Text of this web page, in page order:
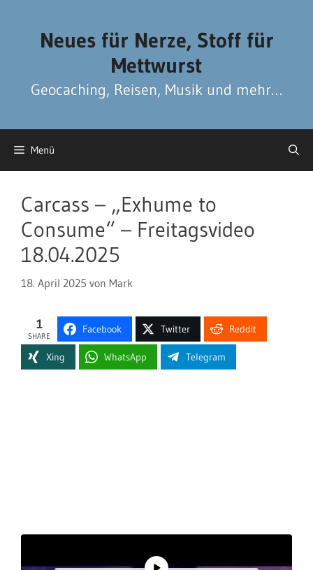
Neues für Nerze, Stoff für
Mettwurst
Geocaching, Reisen, Musik und mehr…
Menü
Carcass – „Exhume to
Consume“ – Freitagsvideo
18.04.2025
18. April 2025 von Mark
1
SHARE
Facebook Twitter Reddit
Xing WhatsApp Telegram